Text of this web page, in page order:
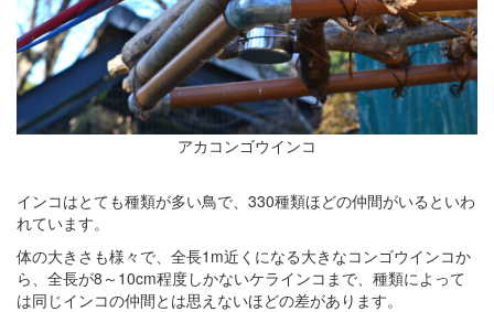
アカコンゴウインコ
インコはとても種類が多い鳥で、330種類ほどの仲間がいるといわ
れています。
体の大きさも様々で、全長1m近くになる大きなコンゴウインコか
ら、全長が8～10cm程度しかないケラインコまで、種類によって
は同じインコの仲間とは思えないほどの差があります。